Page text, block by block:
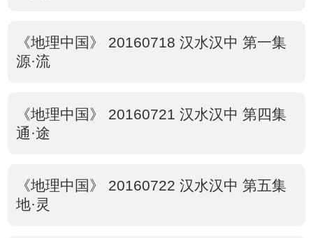
《地理中国》 20160718 汉水汉中 第一集
源·流
《地理中国》 20160721 汉水汉中 第四集
通·途
《地理中国》 20160722 汉水汉中 第五集
地·灵